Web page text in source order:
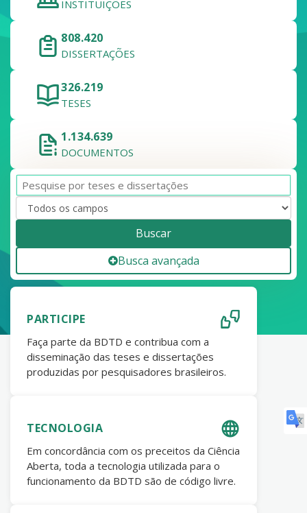
INSTITUIÇÕES
808.420
DISSERTAÇÕES
326.219
TESES
1.134.639
DOCUMENTOS
Buscar
Busca avançada
PARTICIPE
Faça parte da BDTD e contribua com a
disseminação das teses e dissertações
produzidas por pesquisadores brasileiros.
TECNOLOGIA
Em concordância com os preceitos da Ciência
Aberta, toda a tecnologia utilizada para o
funcionamento da BDTD são de código livre.